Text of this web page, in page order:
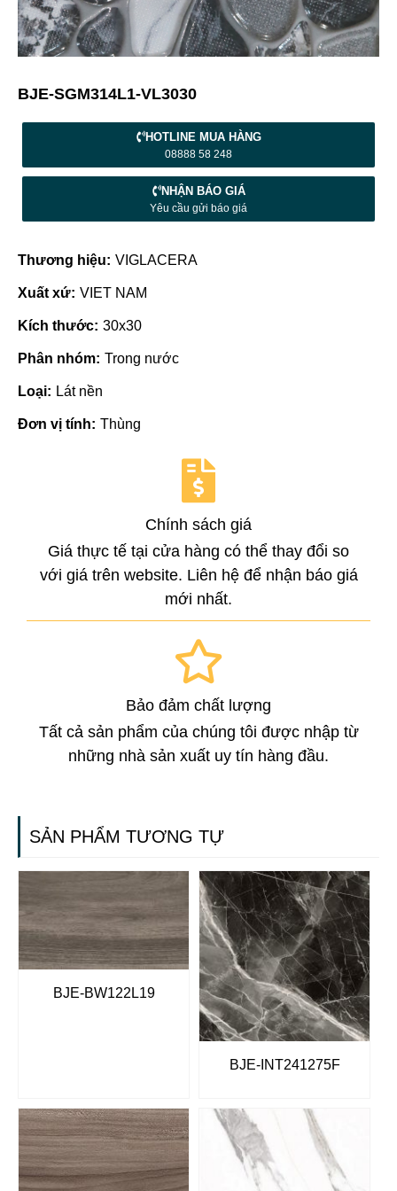
BJE-SGM314L1-VL3030
HOTLINE MUA HÀNG
08888 58 248
NHẬN BÁO GIÁ
Yêu cầu gửi báo giá
Thương hiệu: VIGLACERA
Xuất xứ: VIET NAM
Kích thước: 30x30
Phân nhóm: Trong nước
Loại: Lát nền
Đơn vị tính: Thùng
Chính sách giá
Giá thực tế tại cửa hàng có thể thay đổi so
với giá trên website. Liên hệ để nhận báo giá
mới nhất.
Bảo đảm chất lượng
Tất cả sản phẩm của chúng tôi được nhập từ
những nhà sản xuất uy tín hàng đầu.
SẢN PHẨM TƯƠNG TỰ
BJE-BW122L19
BJE-INT241275F